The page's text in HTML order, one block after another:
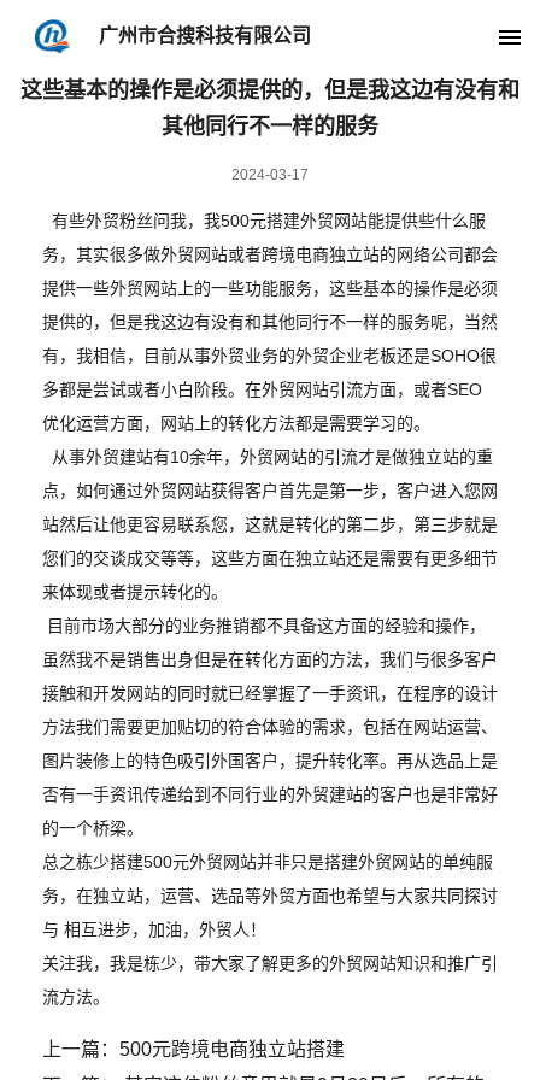
广州市合搜科技有限公司
当前位置: 主页 » 外贸心得»
这些基本的操作是必须提供的，但是我这边有没有和
其他同行不一样的服务
2024-03-17
有些外贸粉丝问我，我500元搭建外贸网站能提供些什么服
务，其实很多做外贸网站或者跨境电商独立站的网络公司都会
提供一些外贸网站上的一些功能服务，这些基本的操作是必须
提供的，但是我这边有没有和其他同行不一样的服务呢，当然
有，我相信，目前从事外贸业务的外贸企业老板还是SOHO很
多都是尝试或者小白阶段。在外贸网站引流方面，或者SEO
优化运营方面，网站上的转化方法都是需要学习的。
从事外贸建站有10余年，外贸网站的引流才是做独立站的重
点，如何通过外贸网站获得客户首先是第一步，客户进入您网
站然后让他更容易联系您，这就是转化的第二步，第三步就是
您们的交谈成交等等，这些方面在独立站还是需要有更多细节
来体现或者提示转化的。
目前市场大部分的业务推销都不具备这方面的经验和操作，
虽然我不是销售出身但是在转化方面的方法，我们与很多客户
接触和开发网站的同时就已经掌握了一手资讯，在程序的设计
方法我们需要更加贴切的符合体验的需求，包括在网站运营、
图片装修上的特色吸引外国客户，提升转化率。再从选品上是
否有一手资讯传递给到不同行业的外贸建站的客户也是非常好
的一个桥梁。
总之栋少搭建500元外贸网站并非只是搭建外贸网站的单纯服
务，在独立站，运营、选品等外贸方面也希望与大家共同探讨
与 相互进步，加油，外贸人！
关注我，我是栋少，带大家了解更多的外贸网站知识和推广引
流方法。
上一篇： 500元跨境电商独立站搭建